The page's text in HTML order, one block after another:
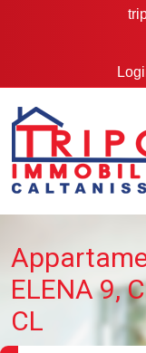
ELENA 9,
CL